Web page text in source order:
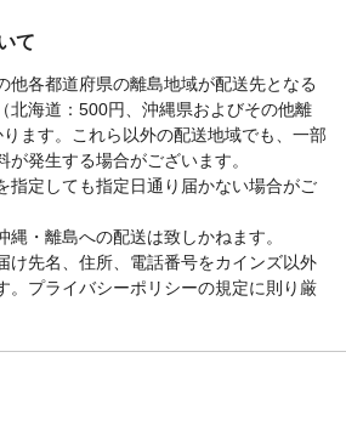
て
他各都道府県の離島地域が配送先となる
北海道：500円、沖縄県およびその他離
ます。これら以外の配送地域でも、一部
が発生する場合がございます。
指定しても指定日通り届かない場合がご
縄・離島への配送は致しかねます。
け先名、住所、電話番号をカインズ以外
。プライバシーポリシーの規定に則り厳